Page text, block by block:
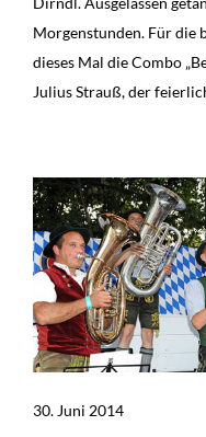
Morgenstunden. Für die
dieses Mal die Combo
Julius Strauß, der
30. Juni 2014